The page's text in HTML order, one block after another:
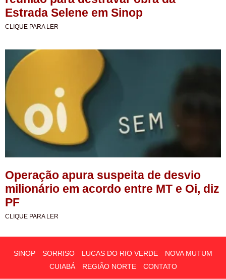
Estrada Selene em Sinop
CLIQUE PARA LER
Operação apura suspeita de desvio
milionário em acordo entre MT e Oi, diz
PF
CLIQUE PARA LER
SINOP SORRISO LUCAS DO RIO VERDE
NOVA MUTUM
CUIABÁ
REGIÃO NORTE CONTATO